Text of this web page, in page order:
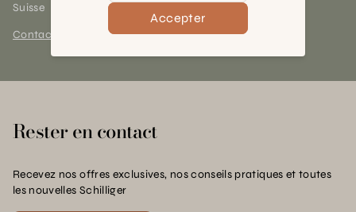
Suisse
Contact et horaires
Rester en contact
Recevez nos offres exclusives, nos conseils pratiques et toutes
les nouvelles Schilliger
Accepter